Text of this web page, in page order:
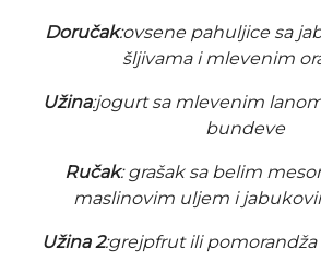
Doručak:ovsene pahuljice sa
šljivama i mlevenim
Užina:jogurt sa mlevenim
bundeve
Ručak: grašak sa belim
maslinovim uljem i
Užina 2:grejpfrut ili pomorandža